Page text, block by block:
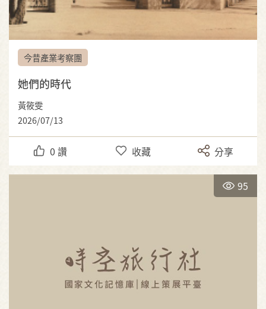
今昔產業考察團
她們的時代
黃筱雯
2026/07/13
0 讚 收藏 分享
95